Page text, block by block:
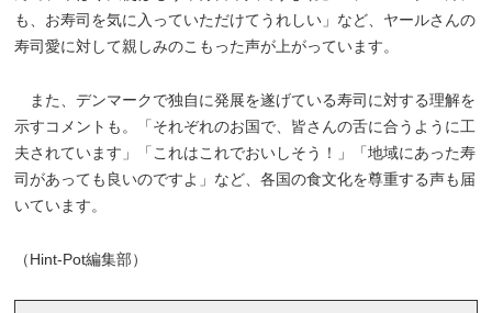
も、お寿司を気に入っていただけてうれしい」など、ヤールさんの
寿司愛に対して親しみのこもった声が上がっています。
また、デンマークで独自に発展を遂げている寿司に対する理解を
示すコメントも。「それぞれのお国で、皆さんの舌に合うように工
夫されています」「これはこれでおいしそう！」「地域にあった寿
司があっても良いのですよ」など、各国の食文化を尊重する声も届
いています。
（Hint-Pot編集部）